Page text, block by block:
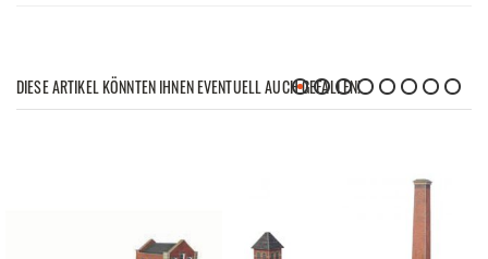
DIESE ARTIKEL KÖNNTEN IHNEN EVENTUELL AUCH GEFALLEN!